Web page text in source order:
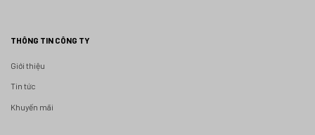
THÔNG TIN CÔNG TY
Giới thiệu
Tin tức
Khuyến mãi